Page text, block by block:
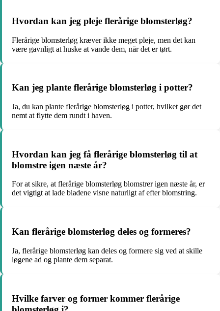
Hvordan kan jeg pleje flerårige blomsterløg?
Flerårige blomsterløg kræver ikke meget pleje, men det kan
være gavnligt at huske at vande dem, når det er tørt.
Kan jeg plante flerårige blomsterløg i potter?
Ja, du kan plante flerårige blomsterløg i potter, hvilket gør det
nemt at flytte dem rundt i haven.
Hvordan kan jeg få flerårige blomsterløg til at
blomstre igen næste år?
For at sikre, at flerårige blomsterløg blomstrer igen næste år, er
det vigtigt at lade bladene visne naturligt af efter blomstring.
Kan flerårige blomsterløg deles og formeres?
Ja, flerårige blomsterløg kan deles og formere sig ved at skille
løgene ad og plante dem separat.
Hvilke farver og former kommer flerårige